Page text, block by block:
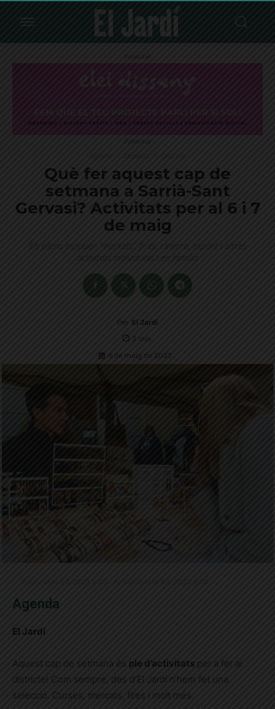
Publicitat
Publicitat
Què fer aquest cap de
setmana a Sarrià-Sant
Gervasi? Activitats per al 6 i 7
de maig
Els plans inclouen 'markets', fires, cinema, esport i altres
activitats individuals i en família
Per El Jardí
3 min.
6 de maig de 2023
Agenda
El Jardí
Aquest cap de setmana és ple d’activitats per a fer al
districte! Com sempre, des d’El Jardí n’hem fet una
selecció. Curses, mercats, fires i molt més.